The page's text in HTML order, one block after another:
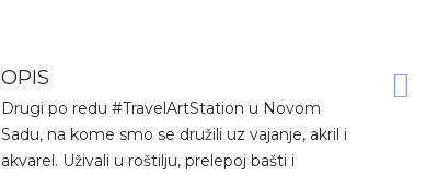
OPIS
Drugi po redu #TravelArtStation u Novom
Sadu, na kome smo se družili uz vajanje, akril i
akvarel. Uživali u roštilju, prelepoj bašti i